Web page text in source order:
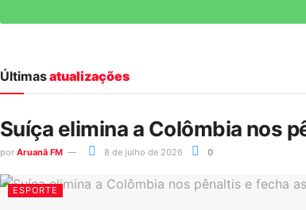
Últimasatualizações
Suíça elimina a Colômbia nos
por Aruanã FM 8 de julho de 2026 0
ESPORTE